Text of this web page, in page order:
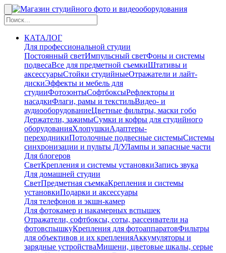
КАТАЛОГ
Для профессиональной студии
Постоянный светИмпульсный светФоны и системы
подвесаВсе для предметной съемкиШтативы и
аксессуарыСтойки студийныеОтражатели и лайт-
дискиЭффекты и мебель для
студииФотозонтыСофтбоксыРефлекторы и
насадкиФлаги, рамы и текстильВидео- и
аудиооборудованиеЦветные фильтры, маски гобо
Держатели, зажимыСумки и кофры для студийного
оборудованияХлопушкиАдаптеры-
переходникиПотолочные подвесные системыСистемы
синхронизации и пульты Д/УЛампы и запасные части
Для блогеров
СветКрепления и системы установкиЗапись звука
Для домашней студии
СветПредметная съемкаКрепления и системы
установкиПодарки и аксессуары
Для телефонов и экшн-камер
Для фотокамер и накамерных вспышек
Отражатели, софтбоксы, соты, рассеиватели на
фотовспышкуКрепления для фотоаппаратовФильтры
для объективов и их крепленияАккумуляторы и
зарядные устройстваМишени, цветовые шкалы, серые